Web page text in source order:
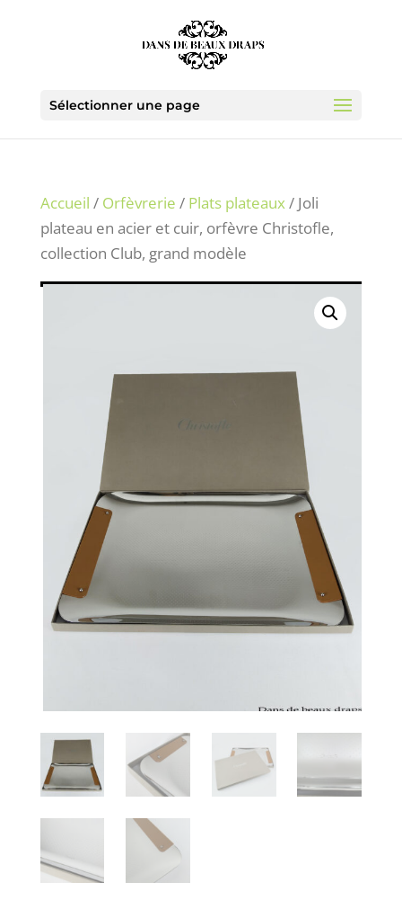
Sélectionner une page
Accueil / Orfèvrerie / Plats plateaux/ Joli
plateau en acier et cuir, orfèvre Christofle,
collection Club, grand modèle